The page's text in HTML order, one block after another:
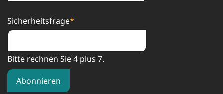
Sicherheitsfrage*
Bitte rechnen Sie 4 plus 7.
Abonnieren